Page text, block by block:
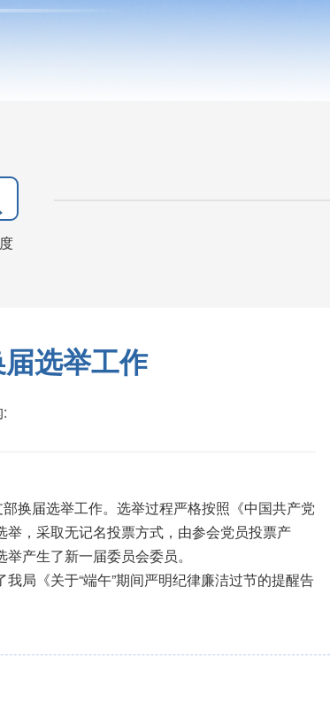
选举工作
换届选举工作。选举过程严格按照《中国共产党
，采取无记名投票方式，由参会党员投票产
举产生了新一届委员会委员。
我局《关于“端午”期间严明纪律廉洁过节的提醒告